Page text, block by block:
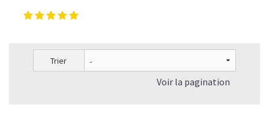
Trier
Voir la pagination